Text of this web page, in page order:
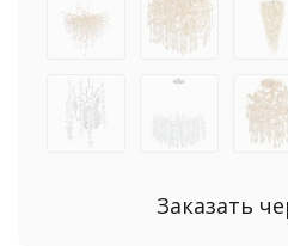
Заказать